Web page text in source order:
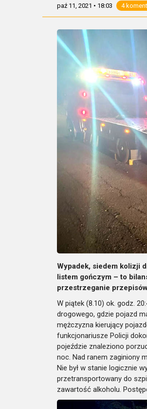
paź 11, 2021 • 18:03 4
Wypadek, siedem kolizji
listem gończym – to
przestrzeganie
W piątek (8.10) ok. godz.
drogowego, gdzie pojazd
mężczyzna kierujący
funkcjonariusze Policji
pojeździe znaleziono
noc. Nad ranem zaginiony
Nie był w stanie logicznie
przetransportowany do
zawartość alkoholu.